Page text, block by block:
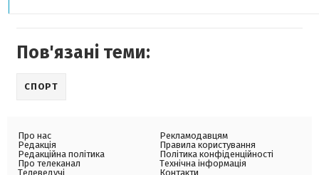
Пов'язані теми:
СПОРТ
Про нас
Редакція
Редакційна політика
Про телеканал
Телеведучі
Рекламодавцям
Правила користування
Політика конфіденційності
Технічна інформація
Контакти